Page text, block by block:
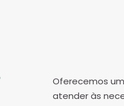
Oferecemos
atender às